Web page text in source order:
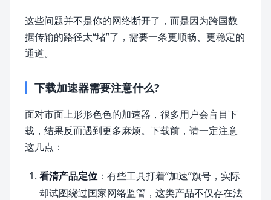
这些问题并不是你的网络断开了，而是因为跨国数
据传输的路径太“堵”了，需要一条更顺畅、更稳定的
通道。
下载加速器需要注意什么?
面对市面上形形色色的加速器，很多用户会盲目下
载，结果反而遇到更多麻烦。下载前，请一定注意
这几点：
看清产品定位 ：有些工具打着“加速”旗号，实际
却试图绕过国家网络监管，这类产品不仅存在法